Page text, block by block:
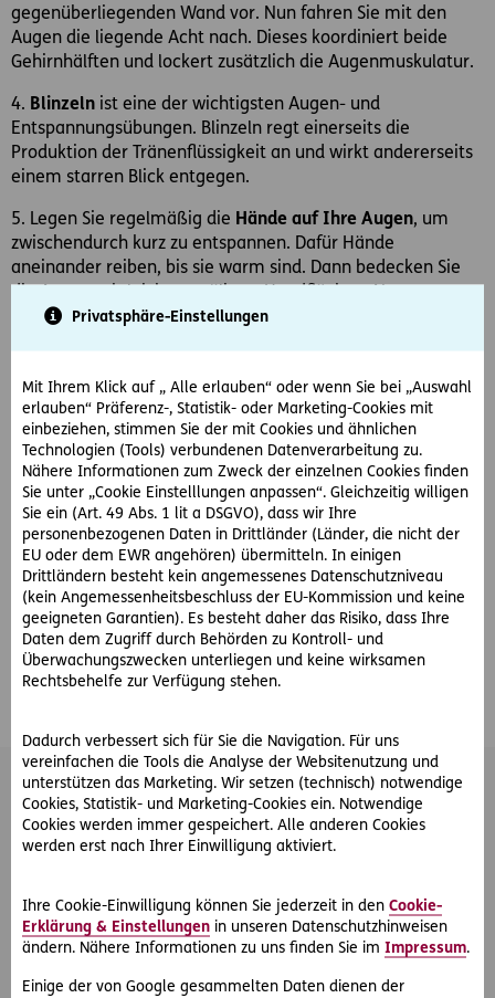
Privatsphäre-Einstellungen
Mit Ihrem Klick auf „ Alle erlauben“ oder wenn Sie bei „Auswahl
erlauben“ Präferenz-, Statistik- oder Marketing-Cookies mit
einbeziehen, stimmen Sie der mit Cookies und ähnlichen
Technologien (Tools) verbundenen Datenverarbeitung zu.
Nähere Informationen zum Zweck der einzelnen Cookies finden
Sie unter „Cookie Einstelllungen anpassen“. Gleichzeitig willigen
Sie ein (Art. 49 Abs. 1 lit a DSGVO), dass wir Ihre
personenbezogenen Daten in Drittländer (Länder, die nicht der
EU oder dem EWR angehören) übermitteln. In einigen
Drittländern besteht kein angemessenes Datenschutzniveau
(kein Angemessenheitsbeschluss der EU-Kommission und keine
geeigneten Garantien). Es besteht daher das Risiko, dass Ihre
Daten dem Zugriff durch Behörden zu Kontroll- und
Überwachungszwecken unterliegen und keine wirksamen
Rechtsbehelfe zur Verfügung stehen.
Dadurch verbessert sich für Sie die Navigation. Für uns
vereinfachen die Tools die Analyse der Websitenutzung und
unterstützen das Marketing. Wir setzen (technisch) notwendige
Cookies, Statistik- und Marketing-Cookies ein. Notwendige
Cookies werden immer gespeichert. Alle anderen Cookies
werden erst nach Ihrer Einwilligung aktiviert.
Ihre Cookie-Einwilligung können Sie jederzeit in den Cookie-
Erklärung & Einstellungen in unseren Datenschutzhinweisen
ändern. Nähere Informationen zu uns finden Sie im Impressum.
Einige der von Google gesammelten Daten dienen der
gegenüberliegenden Wand vor. Nun fahren Sie mit den
Augen die liegende Acht nach. Dieses koordiniert beide
Gehirnhälften und lockert zusätzlich die Augenmuskulatur.
4. Blinzeln ist eine der wichtigsten Augen- und
Entspannungsübungen. Blinzeln regt einerseits die
Produktion der Tränenflüssigkeit an und wirkt andererseits
einem starren Blick entgegen.
5. Legen Sie regelmäßig die Hände auf Ihre Augen, um
zwischendurch kurz zu entspannen. Dafür Hände
aneinander reiben, bis sie warm sind. Dann bedecken Sie
schließen Sie die Augen, atmen tief durch und beobachten
Entspannungszustand.
Hinweis
Der hier dargestellte Inhalt dient nur Informationszwecken.
Dieser ersetzt keinesfalls den Arztbesuch oder die fachliche
Beratung in Apotheken und Gesundheitseinrichtungen.
#Job #Home-Office
Das könnte Sie auch interessieren